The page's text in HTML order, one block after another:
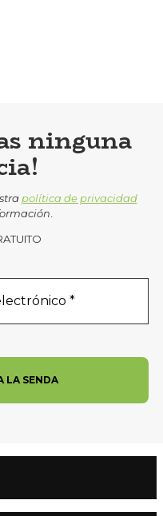
ninguna
política de privacidad